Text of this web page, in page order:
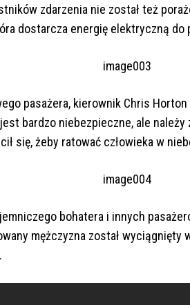
zdarzenia nie został też
dostarcza energię elektryczną do
pasażera, kierownik Chris
bardzo niebezpieczne, ale
się, żeby ratować człowieka w
bohatera i innych
mężczyzna został wyciągnięty